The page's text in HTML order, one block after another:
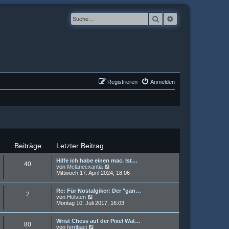
Suche
Anmelden
Registrieren
Beiträge Letzter Beitrag
40
Hilfe ich habe einen mac. Ist…
von Mclanecxantia
e
e
s
e
B
e
Mittwoch 17. April 2024, 18:06
2
Re: Für Nostalgiker: Der "gan…
von Holsten
e
e
s
t
Montag 10. Juli 2017, 16:03
80
Wrist Chess auf der Pixel Wat…
von ferribaci